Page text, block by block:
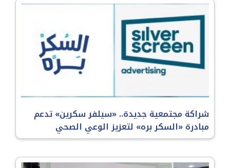
شراكة مجتمعية جديدة.. «سيلفر سكرين» تدعم
مبادرة «السكر بره» لتعزيز الوعي الصحي